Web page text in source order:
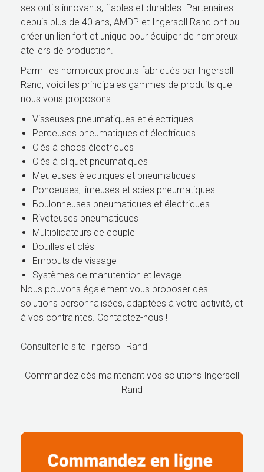
ses outils innovants, fiables et durables. Partenaires
depuis plus de 40 ans, AMDP et Ingersoll Rand ont pu
créer un lien fort et unique pour équiper de nombreux
ateliers de production.
Parmi les nombreux produits fabriqués par Ingersoll
Rand, voici les principales gammes de produits que
nous vous proposons :
Visseuses pneumatiques et électriques
Perceuses pneumatiques et électriques
Clés à chocs électriques
Clés à cliquet pneumatiques
Meuleuses électriques et pneumatiques
Ponceuses, limeuses et scies pneumatiques
Boulonneuses pneumatiques et électriques
Riveteuses pneumatiques
Multiplicateurs de couple
Douilles et clés
Embouts de vissage
Systèmes de manutention et levage
Nous pouvons également vous proposer des
solutions personnalisées, adaptées à votre activité, et
à vos contraintes. Contactez-nous !
Consulter le site Ingersoll Rand
Commandez dès maintenant vos solutions Ingersoll
Rand